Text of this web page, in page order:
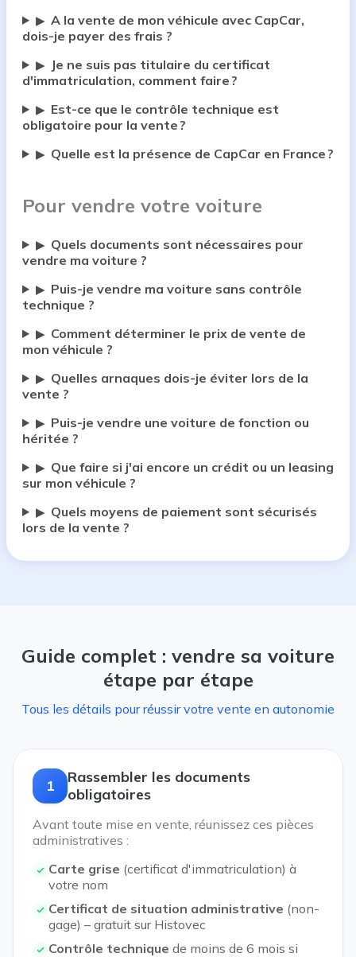
▶ A la vente de mon véhicule avec CapCar,
dois-je payer des frais ?
▶
Je ne suis pas titulaire du certificat
d'immatriculation, comment faire ?
▶ Est-ce que le contrôle technique est
obligatoire pour la vente ?
▶ Quelle est la présence de CapCar en France ?
Pour vendre votre voiture
▶ Quels documents sont nécessaires pour
vendre ma voiture ?
▶ Puis-je vendre ma voiture sans contrôle
technique ?
▶ Comment déterminer le prix de vente de
mon véhicule ?
▶ Quelles arnaques dois-je éviter lors de la
vente ?
▶ Puis-je vendre une voiture de fonction ou
héritée ?
▶ Que faire si j'ai encore un crédit ou un leasing
sur mon véhicule ?
▶ Quels moyens de paiement sont sécurisés
lors de la vente ?
Guide complet : vendre sa voiture
étape par étape
Tous les détails pour réussir votre vente en autonomie
1
Rassembler les documents
obligatoires
Avant toute mise en vente, réunissez ces pièces
administratives :
Carte grise (certificat d'immatriculation) à
votre nom
Certificat de situation administrative (non-
gage) – gratuit sur Histovec
Contrôle technique de moins de 6 mois si